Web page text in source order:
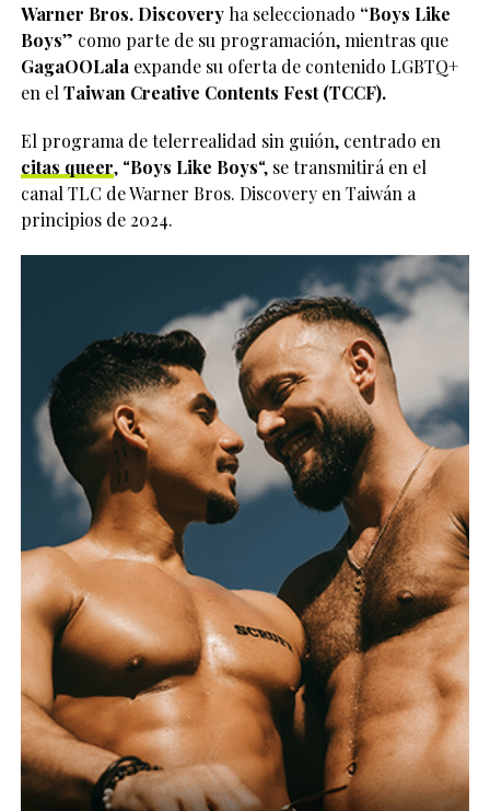
Warner Bros. Discoveryha seleccionado “Boys Like
Boys” como parte de su programación, mientras que
GagaOOLala expande su oferta de contenido LGBTQ+
en el Taiwan Creative Contents Fest (TCCF).
El programa de telerrealidad sin guión, centrado en
citas queer, “Boys Like Boys“, se transmitirá en el
canal TLC de Warner Bros. Discovery en Taiwán a
principios de 2024.